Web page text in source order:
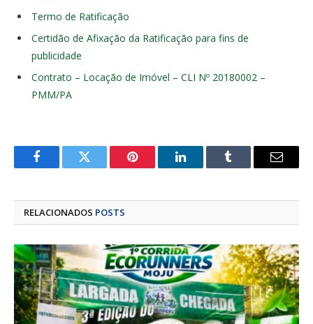
Termo de Ratificação
Certidão de Afixação da Ratificação para fins de
publicidade
Contrato – Locação de Imóvel – CLI Nº 20180002 –
PMM/PA
FacebookTwitter Pinterest LinkedInTumblr
E-
RELACIONADOS POSTS